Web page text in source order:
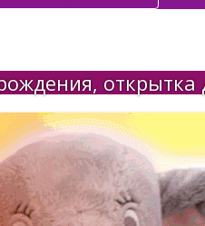
открытка